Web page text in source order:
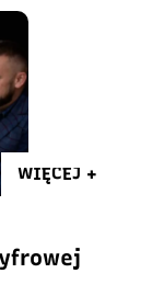
WIĘCEJ +